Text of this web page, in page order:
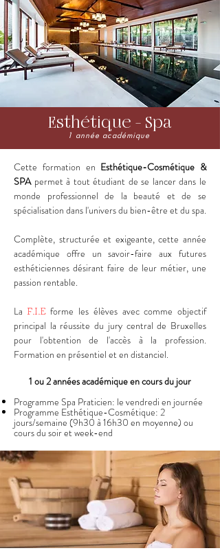
Esthétique - Spa
1 année académique
Cette formation en Esthétique-Cosmétique &
SPA permet à tout étudiant de se lancer dans le
monde professionnel de la beauté et de se
spécialisation dans l'univers du bien-être et du spa.
Complète, structurée et exigeante, cette année
académique offre un savoir-faire aux futures
esthéticiennes désirant faire de leur métier, une
passion rentable.
La F.I.Eforme les élèves avec comme objectif
principal la réussite du jury central de Bruxelles
pour l'obtention de l'accès à la profession.
Formation en présentiel et en distanciel.
1 ou 2 années académique en cours du jour
Programme Spa Praticien: le vendredi en journée
Programme Esthétique-Cosmétique: 2
jours/semaine (9h30 à 16h30 en moyenne) ou
cours du soir et week-end